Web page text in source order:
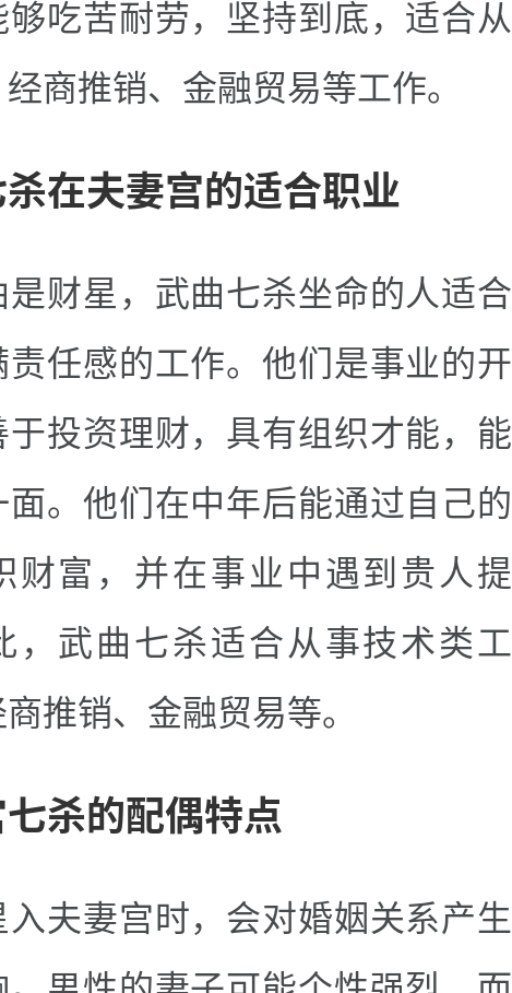
够吃苦耐劳，坚持到底，适合从
商推销、金融贸易等工作。
在夫妻宫的适合职业
是财星，武曲七杀坐命的人适合
责任感的工作。他们是事业的开
于投资理财，具有组织才能，能
面。他们在中年后能通过自己的
财富，并在事业中遇到贵人提
，武曲七杀适合从事技术类工
推销、金融贸易等。
杀的配偶特点
入夫妻宫时，会对婚姻关系产生